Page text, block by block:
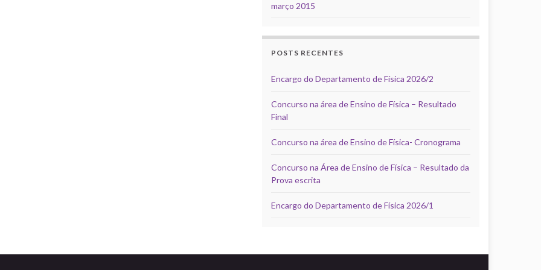
março 2015
POSTS RECENTES
Encargo do Departamento de Física 2026/2
Concurso na área de Ensino de Física – Resultado
Final
Concurso na área de Ensino de Física- Cronograma
Concurso na Área de Ensino de Física – Resultado da
Prova escrita
Encargo do Departamento de Física 2026/1